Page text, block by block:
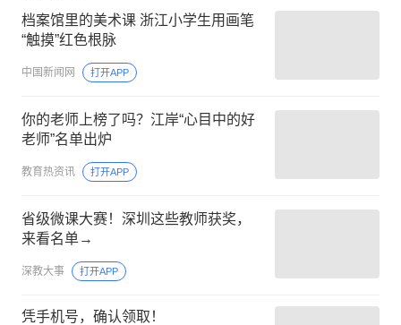
档案馆里的美术课 浙江小学生用画笔
“触摸”红色根脉
中国新闻网 打开APP
你的老师上榜了吗？江岸“心目中的好
老师”名单出炉
教育热资讯 打开APP
省级微课大赛！深圳这些教师获奖，
来看名单→
深教大事 打开APP
凭手机号，确认领取！